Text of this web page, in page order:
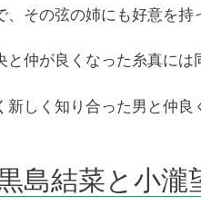
その弦の姉にも好意を持
と仲が良くなった糸真には
新しく知り合った男と仲
島結菜と小